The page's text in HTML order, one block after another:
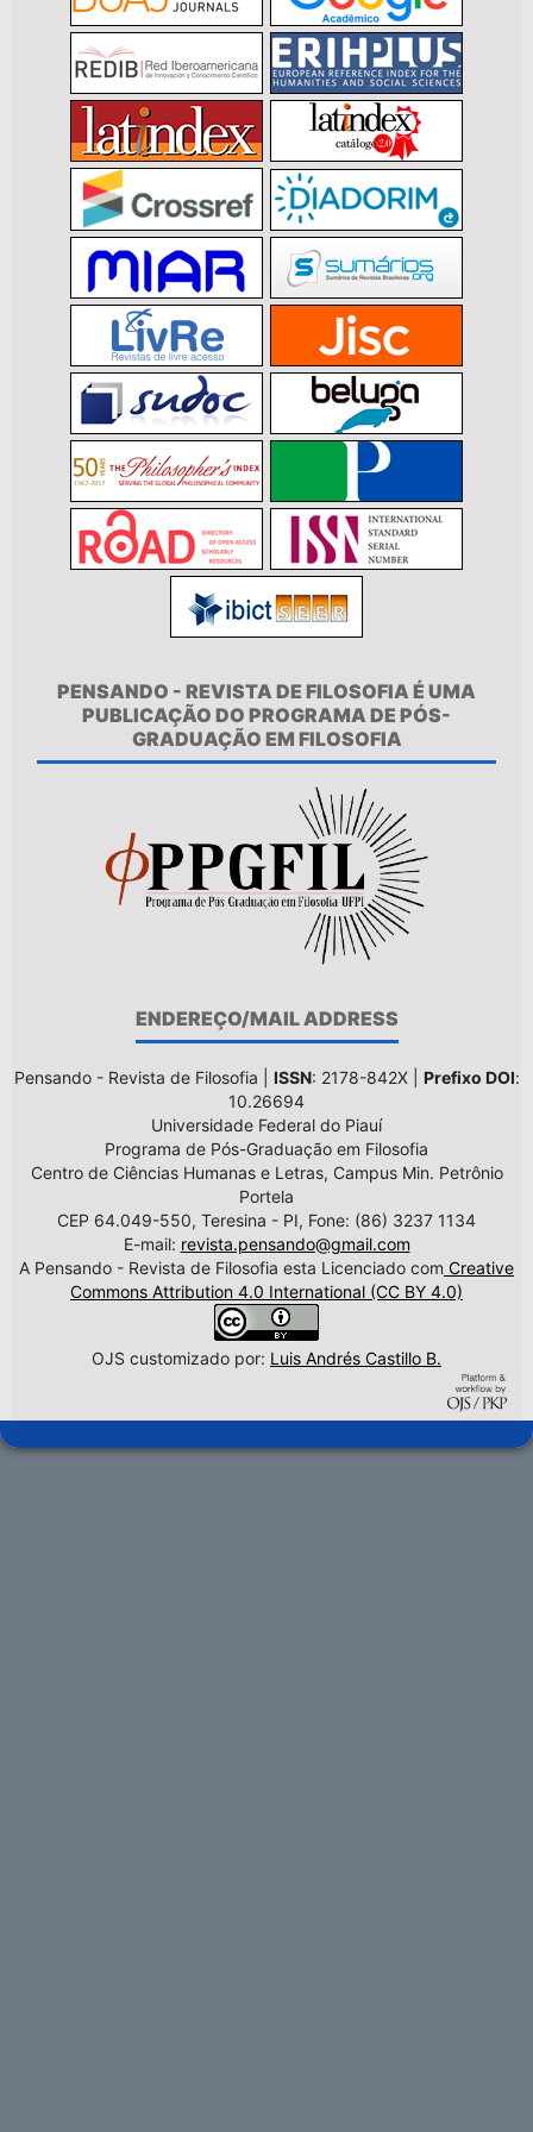
PENSANDO - REVISTA DE FILOSOFIA É UMA
PUBLICAÇÃO DO PROGRAMA DE PÓS-
GRADUAÇÃO EM FILOSOFIA
ENDEREÇO/MAIL ADDRESS
Pensando - Revista de Filosofia | ISSN: 2178-842X | Prefixo DOI:
10.26694
Universidade Federal do Piauí
Programa de Pós-Graduação em Filosofia
Centro de Ciências Humanas e Letras, Campus Min. Petrônio
Portela
CEP 64.049-550, Teresina - PI, Fone: (86) 3237 1134
E-mail: revista.pensando@gmail.com
A Pensando - Revista de Filosofia esta Licenciado com Creative
Commons Attribution 4.0 International (CC BY 4.0)
OJS customizado por: Luis Andrés Castillo B.